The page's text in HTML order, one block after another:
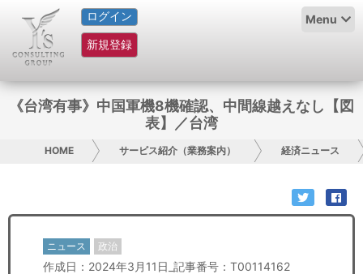
ログイン
新規登録
Menu
HOME
サービス紹介
コラム
お問い合わせ
日本人にPR
《台湾有事》中国軍機8機確認、中間線越えなし【図
表】／台湾
HOME サービス紹介（業務案内） 経済ニュース
ニュース 政治
作成日：2024年3月11日_記事番号：T00114162